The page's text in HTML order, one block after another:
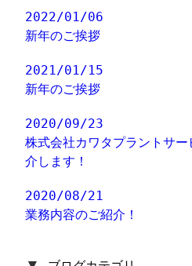
2022/01/06
新年のご挨拶
2021/01/15
新年のご挨拶
2020/09/23
株式会社カワタプラントサ
介します！
2020/08/21
業務内容のご紹介！